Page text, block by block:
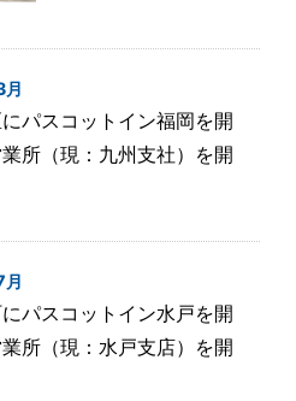
パスコットイン福岡を開
所（現：九州支社）を開
パスコットイン水戸を開
所（現：水戸支店）を開